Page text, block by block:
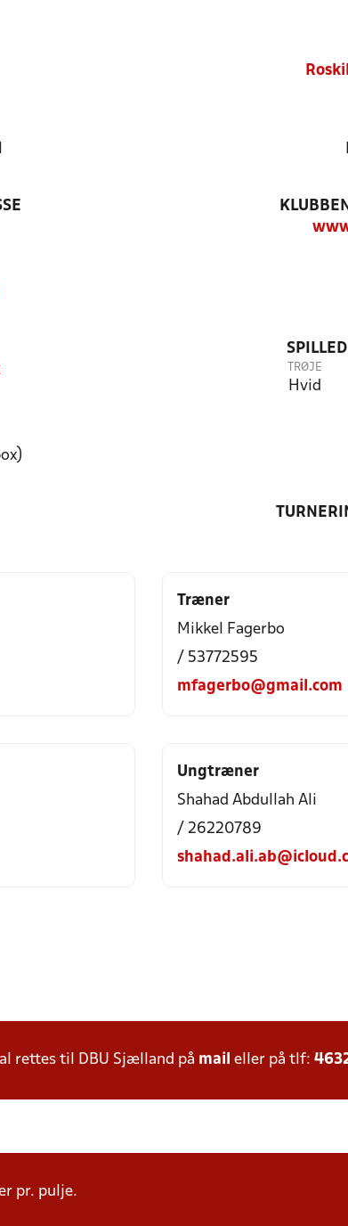
TRØJE
Hvid
Træner
Mikkel Fagerbo
/ 53772595
mfagerbo@gmail.com
Ungtræner
Shahad Abdullah Ali
/ 26220789
rettes til DBU Sjælland på mail eller på tlf:
pr. pulje.